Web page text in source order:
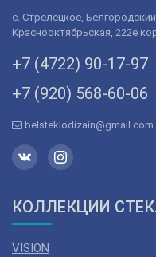
с. Стрелецкое,
Краснооктябрьская, 222е
+7 (4722) 90-­17-­97
+7 (920) 568­-60-06
belsteklodizain@gmail.com
КОЛЛЕКЦИИ
VISION